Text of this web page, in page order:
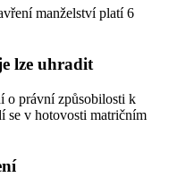
manželství platí 6
lze uhradit
o právní způsobilosti k
se v hotovosti matričním